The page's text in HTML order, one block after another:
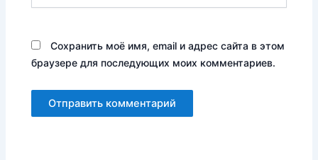
Сохранить моё имя, email и адрес сайта в этом
браузере для последующих моих комментариев.